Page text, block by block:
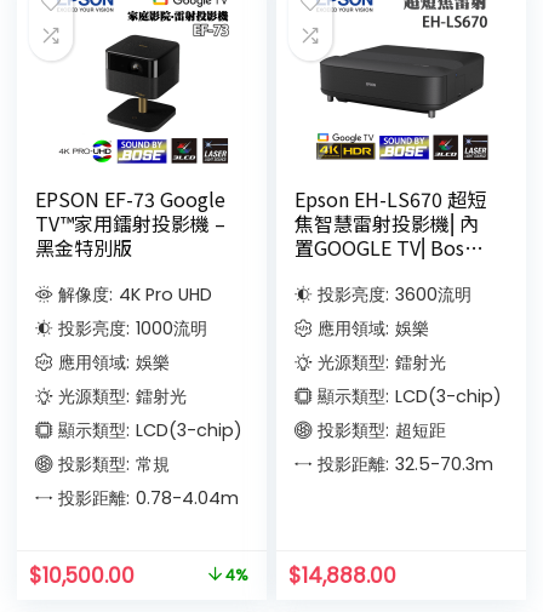
EPSON EF-73 Google
TV™家用鐳射投影機 –
黑金特別版
解像度: 4K Pro UHD
投影亮度: 1000流明
應用領域: 娛樂
光源類型: 鐳射光
顯示類型: LCD(3-chip)
投影類型: 常規
投影距離: 0.78-4.04m
$10,500.00 4%
Epson EH-LS670 超短
焦智慧雷射投影機⎜內
置GOOGLE TV⎜Bose
投影亮度: 3600流明
應用領域: 娛樂
光源類型: 鐳射光
顯示類型: LCD(3-chip)
投影類型: 超短距
投影距離: 32.5-70.3m
$14,888.00